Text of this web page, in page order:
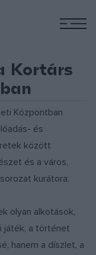
Kortárs
Központban
és
között
és a város,
kurátora:
olyan alkotások,
játék, a történet
hanem a díszlet, a